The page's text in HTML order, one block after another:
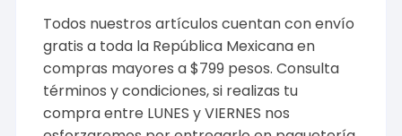
Todos nuestros artículos cuentan con envío
gratis a toda la República Mexicana en
compras mayores a $799 pesos.Consulta
términos y condiciones, si realizas tu
compra entre LUNES y VIERNES nos